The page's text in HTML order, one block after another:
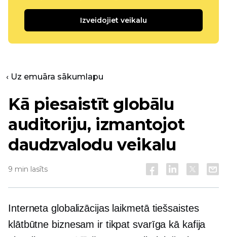
Izveidojiet veikalu
‹ Uz emuāra sākumlapu
Kā piesaistīt globālu
auditoriju, izmantojot
daudzvalodu veikalu
9 min lasīts
Interneta globalizācijas laikmetā tiešsaistes
klātbūtne biznesam ir tikpat svarīga kā kafija